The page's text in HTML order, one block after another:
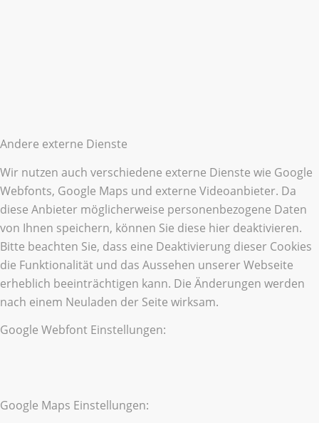
Andere externe Dienste
Wir nutzen auch verschiedene externe Dienste wie Google
Webfonts, Google Maps und externe Videoanbieter. Da
diese Anbieter möglicherweise personenbezogene Daten
von Ihnen speichern, können Sie diese hier deaktivieren.
Bitte beachten Sie, dass eine Deaktivierung dieser Cookies
die Funktionalität und das Aussehen unserer Webseite
erheblich beeinträchtigen kann. Die Änderungen werden
nach einem Neuladen der Seite wirksam.
Google Webfont Einstellungen:
Google Maps Einstellungen: